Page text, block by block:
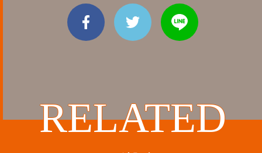
RELATED